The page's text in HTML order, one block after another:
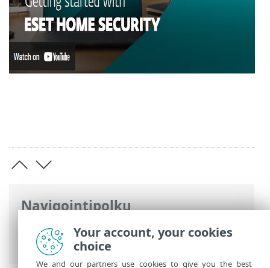
Navigointipolku
ESET-online-ohje>ESET NOD32 Antivirus
Asennus
Your account, your cookies
choice
We and our partners use cookies to give you the best